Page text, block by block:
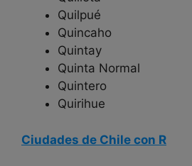
Quilpué
Quincaho
Quintay
Quinta Normal
Quintero
Quirihue
Ciudades de Chile con R